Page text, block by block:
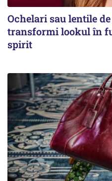
Ochelari sau lentile
transformi lookul în
spirit